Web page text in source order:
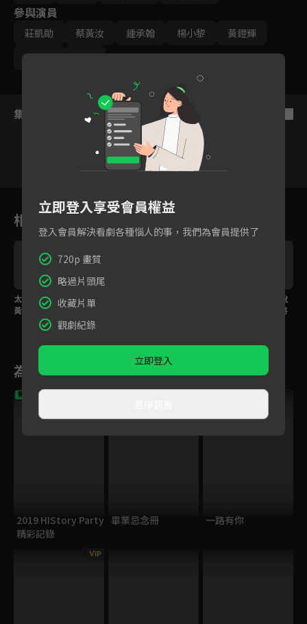
參與演員
莊凱勛 蔡黃汝 鍾承翰 楊小黎
黃鐙輝
呂雪鳳
楊烈
集數列表
2 3
相關花絮
太可怕了！警察竟將蔡
黃汝載到荒山野嶺丟棄
「有沒有犯法不是你說
的算」警察濫用職權將
為您推薦
獨家
2019 HIStory Party
精彩記錄
畢業忌念冊 一路有你
VIP
立即登入享受會員權益
登入會員解決看劇各種惱人的事，我們為會員提供了
720p 畫質
略過片頭尾
收藏片單
觀劇紀錄
立即登入